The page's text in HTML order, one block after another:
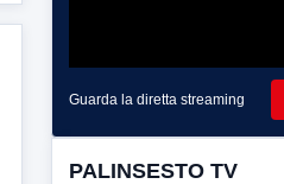
Guarda la diretta streaming
PALINSESTO TV